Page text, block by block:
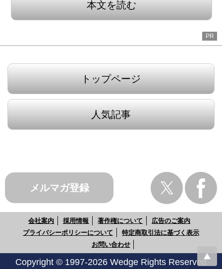
本文を読む
PR
トップページ
人気記事
メルマガ登録
会社案内 採用情報 著作権について
広告のご案内
プライバシーポリシーについて
特定商取引法に基づく表示
お問い合わせ
Copyright © 1997-2026 Wedge Rights Reserved